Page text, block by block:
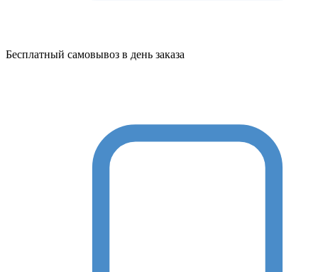
Бесплатный самовывоз в день заказа